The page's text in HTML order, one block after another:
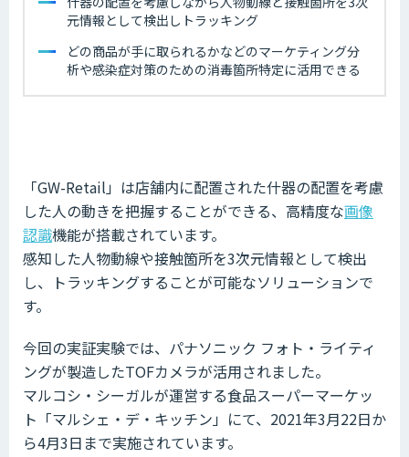
元情報として検出しトラッキング
どの商品が手に取られるかなどのマーケティング分
析や感染症対策のための消毒箇所特定に活用できる
「GW-Retail」は店舗内に配置された什器の配置を考慮
した人の動きを把握することができる、高精度な画像
認識機能が搭載されています。
感知した人物動線や接触箇所を3次元情報として検出
し、トラッキングすることが可能なソリューションで
す。
今回の実証実験では、パナソニック フォト・ライティ
ングが製造したTOFカメラが活用されました。
マルコシ・シーガルが運営する食品スーパーマーケッ
ト「マルシェ・デ・キッチン」にて、2021年3月22日か
ら4月3日まで実施されています。